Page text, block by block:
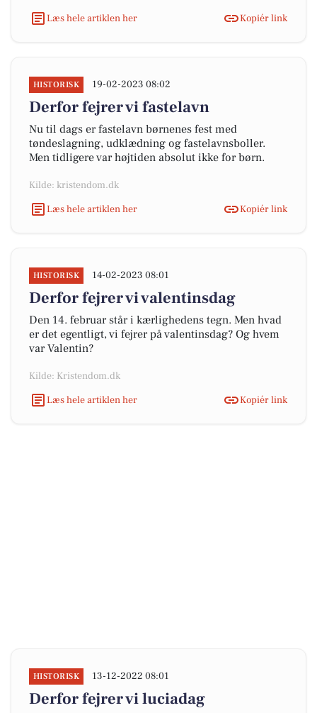
Læs hele artiklen her
Kopiér link
HISTORISK 19-02-2023 08:02
Derfor fejrer vi fastelavn
Nu til dags er fastelavn børnenes fest med
tøndeslagning, udklædning og fastelavnsboller.
Men tidligere var højtiden absolut ikke for børn.
Kilde: kristendom.dk
Læs hele artiklen her
Kopiér link
HISTORISK 14-02-2023 08:01
Derfor fejrer vi valentinsdag
Den 14. februar står i kærlighedens tegn. Men hvad
er det egentligt, vi fejrer på valentinsdag? Og hvem
var Valentin?
Kilde: Kristendom.dk
Læs hele artiklen her
Kopiér link
HISTORISK 13-12-2022 08:01
Derfor fejrer vi luciadag